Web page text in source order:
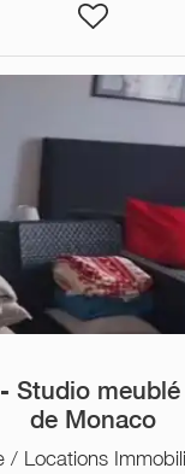
Studio
de Monaco
/ Locations